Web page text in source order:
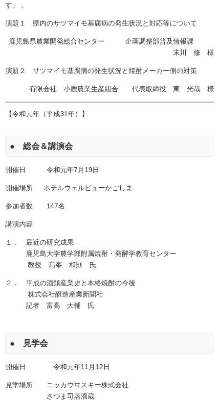
す。 。
演題１ 県内のサツマイモ基腐病の発生状況と対応等について
鹿児島県農業開発総合センター 企画調整部普及情報課
末川 修 様
演題２ サツマイモ基腐病の発生状況と焼酎メーカー側の対策
有限会社 小鹿農業生産組合 代表取締役 東 光哉 様
【令和元年（平成31年）】
● 総会＆講演会
開催日 令和元年7月19日
開催場所 ホテルウェルビューかごしま
参加者数 147名
講演内容
１． 最近の研究成果
鹿児島大学農学部附属焼酎・発酵学教育センター
教授 髙峯 和則 氏
２． 平成の酒類産業史と本格焼酎の今後
株式会社醸造産業新聞社
記者 富高 大輔 氏
● 見学会
開催日 令和元年11月12日
見学場所 ニッカウヰスキー株式会社
さつま司蒸溜蔵